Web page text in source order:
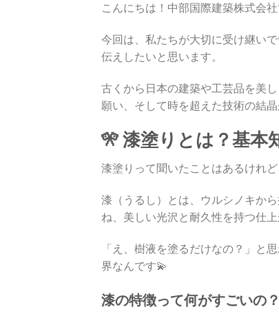
こんにちは！中部国際建築株式会社
今回は、私たちが大切に受け継い
伝えしたいと思います。
古くから日本の建築や工芸品を美
願い、そして時を超えた技術の結
🎌 漆塗りとは？基本
漆塗りって聞いたことはあるけれ
漆（うるし）とは、ウルシノキか
ね、美しい光沢と耐久性を持つ仕
「え、樹液を塗るだけなの？」と
界なんです💫
漆の特徴って何がすごいの？